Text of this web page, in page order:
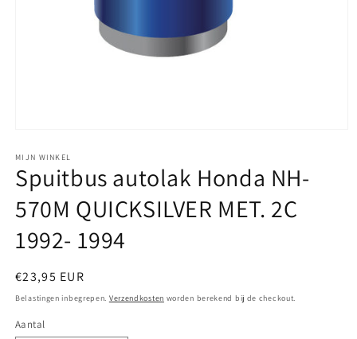
openen
in
modaal
MIJN WINKEL
Spuitbus autolak Honda NH-
570M QUICKSILVER MET. 2C
1992- 1994
Normale
prijs
€23,95 EUR
Belastingen inbegrepen. Verzendkosten worden berekend bij de checkout.
Aantal